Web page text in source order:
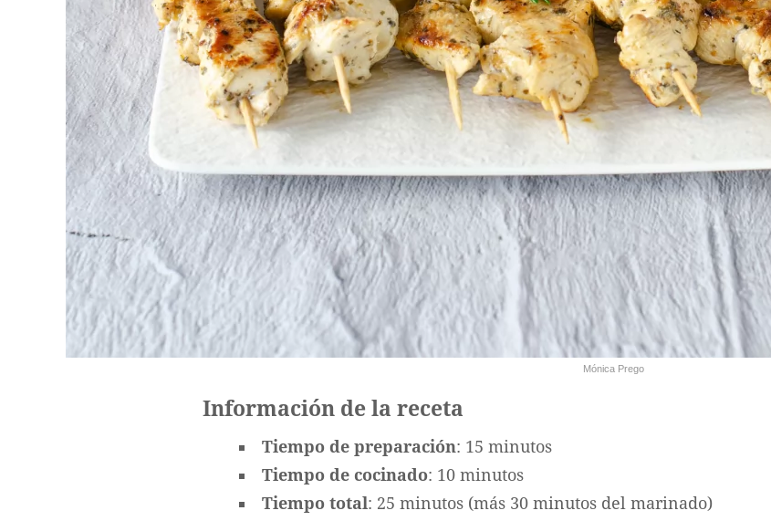
Mónica Prego
Información de la receta
Tiempo de preparación: 15 minutos
Tiempo de cocinado: 10 minutos
Tiempo total: 25 minutos (más 30 minutos del marinado)